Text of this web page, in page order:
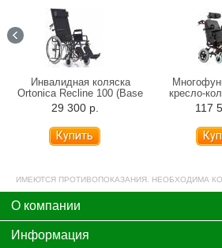
Инвалидная коляска
Ortonica Recline 100 (Base
155)
29 300 р.
кресло-
Luxe117
ИМЕЮТСЯ ПРОТИВОПОКАЗАНИЯ. НЕОБХОДИМА
О компании
Информация